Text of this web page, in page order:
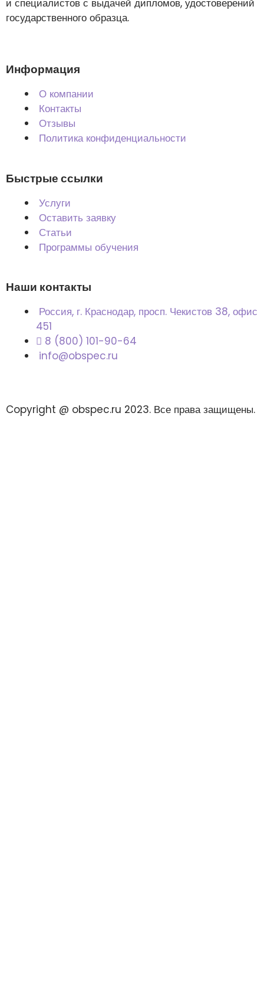
и специалистов с выдачей дипломов, удостоверений
государственного образца.
Информация
О компании
Контакты
Отзывы
Политика конфиденциальности
Быстрые ссылки
Услуги
Оставить заявку
Статьи
Программы обучения
Наши контакты
Россия, г. Краснодар, просп. Чекистов 38, офис
451
8 (800) 101-90-64
info@obspec.ru
Copyright @ obspec.ru 2023. Все права защищены.